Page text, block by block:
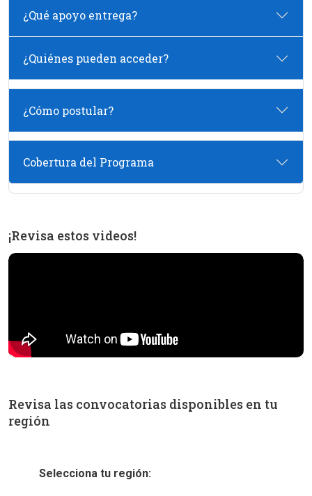
¿Qué apoyo entrega?
¿Quiénes pueden acceder?
¿Cómo postular?
Cobertura del Programa
¡Revisa estos videos!
Revisa las convocatorias disponibles en tu
región